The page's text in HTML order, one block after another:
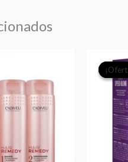
actual
es: